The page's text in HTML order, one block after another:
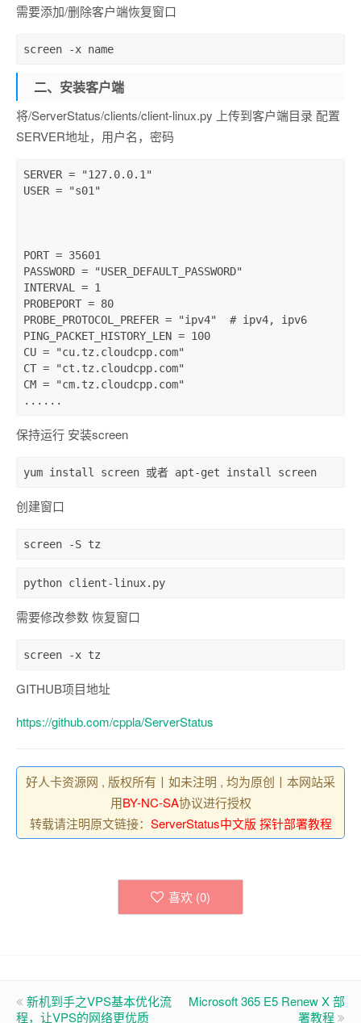
需要添加/删除客户端恢复窗口
screen -x name
二、安装客户端
将/ServerStatus/clients/client-linux.py 上传到客户端目录 配置
SERVER地址，用户名，密码
SERVER =
"127.0.0.1"
USER =
"s01"
PORT = 35601
PASSWORD =
"USER_DEFAULT_PASSWORD"
INTERVAL = 1
PROBEPORT = 80
PROBE_PROTOCOL_PREFER =
"ipv4"
# ipv4, ipv6
PING_PACKET_HISTORY_LEN = 100
CU =
"cu.tz.cloudcpp.com"
CT =
"ct.tz.cloudcpp.com"
CM =
"cm.tz.cloudcpp.com"
......
保持运行 安装screen
yum install screen 或者 apt-get install screen
创建窗口
screen -S tz
python client-linux.py
需要修改参数 恢复窗口
screen -x tz
GITHUB项目地址
https://github.com/cppla/ServerStatus
好人卡资源网 , 版权所有丨如未注明 , 均为原创丨本网站采
用BY-NC-SA协议进行授权
转载请注明原文链接： ServerStatus中文版 探针部署教程
喜欢 (0)
新机到手之VPS基本优化流
程，让VPS的网络更优质
Microsoft 365 E5 Renew X 部
署教程